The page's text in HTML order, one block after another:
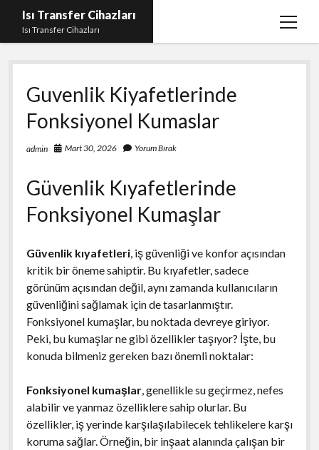
Isı Transfer Cihazları
Isı Transfer Cihazları
menüyü
Instagram Bayan Takipçi Yükseltme Hilesi Parasız
Instagram Beğeni Yükseltme Ücretsiz
instagram gizli hesap görme uygulaması
Liste
Youtube Yorum Hilesi Gerçek
Guvenlik Kiyafetlerinde
Fonksiyonel Kumaslar
admin Mart 30, 2026 Yorum Bırak
Güvenlik Kıyafetlerinde
Fonksiyonel Kumaşlar
Güvenlik kıyafetleri, iş güvenliği ve konfor açısından
kritik bir öneme sahiptir. Bu kıyafetler, sadece
görünüm açısından değil, aynı zamanda kullanıcıların
güvenliğini sağlamak için de tasarlanmıştır.
Fonksiyonel kumaşlar, bu noktada devreye giriyor.
Peki, bu kumaşlar ne gibi özellikler taşıyor? İşte, bu
konuda bilmeniz gereken bazı önemli noktalar:
Fonksiyonel kumaşlar, genellikle su geçirmez, nefes
alabilir ve yanmaz özelliklere sahip olurlar. Bu
özellikler, iş yerinde karşılaşılabilecek tehlikelere karşı
koruma sağlar. Örneğin, bir inşaat alanında çalışan bir